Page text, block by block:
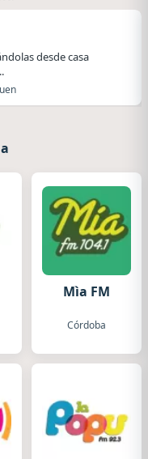
desde casa
Mìa FM
Córdoba